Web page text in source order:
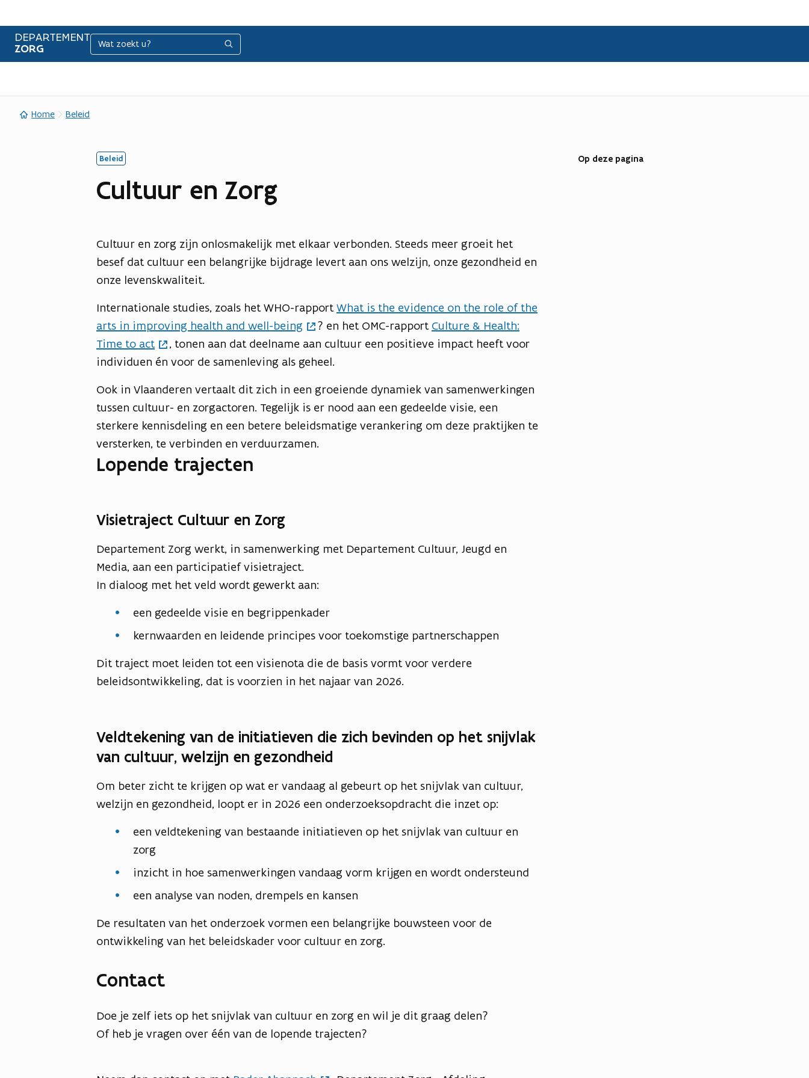
DEPARTEMENT
ZORG
Zoeken Zoeken
Home Beleid
Op deze pagina
Beleid
Cultuur en Zorg
Cultuur en zorg zijn onlosmakelijk met elkaar verbonden. Steeds meer groeit het
besef dat cultuur een belangrijke bijdrage levert aan ons welzijn, onze gezondheid en
onze levenskwaliteit.
Internationale studies, zoals het WHO-rapportWhat is the evidence on the role of the
arts in improving health and well-being
? en het OMC-rapport Culture & Health:
Time to act
, tonen aan dat deelname aan cultuur een positieve impact heeft voor
individuen én voor de samenleving als geheel.
Ook in Vlaanderen vertaalt dit zich in een groeiende dynamiek van samenwerkingen
tussen cultuur- en zorgactoren. Tegelijk is er nood aan een gedeelde visie, een
sterkere kennisdeling en een betere beleidsmatige verankering om deze praktijken te
versterken, te verbinden en verduurzamen.
Lopende trajecten
Visietraject Cultuur en Zorg
Departement Zorg werkt, in samenwerking met Departement Cultuur, Jeugd en
Media, aan een participatief visietraject.
In dialoog met het veld wordt gewerkt aan:
een gedeelde visie en begrippenkader
kernwaarden en leidende principes voor toekomstige partnerschappen
Dit traject moet leiden tot een visienota die de basis vormt voor verdere
beleidsontwikkeling, dat is voorzien in het najaar van 2026.
Veldtekening van de initiatieven die zich bevinden op het snijvlak
van cultuur, welzijn en gezondheid
Om beter zicht te krijgen op wat er vandaag al gebeurt op het snijvlak van cultuur,
welzijn en gezondheid, loopt er in 2026 een onderzoeksopdracht die inzet op:
een veldtekening van bestaande initiatieven op het snijvlak van cultuur en
zorg
inzicht in hoe samenwerkingen vandaag vorm krijgen en wordt ondersteund
een analyse van noden, drempels en kansen
De resultaten van het onderzoek vormen een belangrijke bouwsteen voor de
ontwikkeling van het beleidskader voor cultuur en zorg.
Contact
Doe je zelf iets op het snijvlak van cultuur en zorg en wil je dit graag delen?
Of heb je vragen over één van de lopende trajecten?